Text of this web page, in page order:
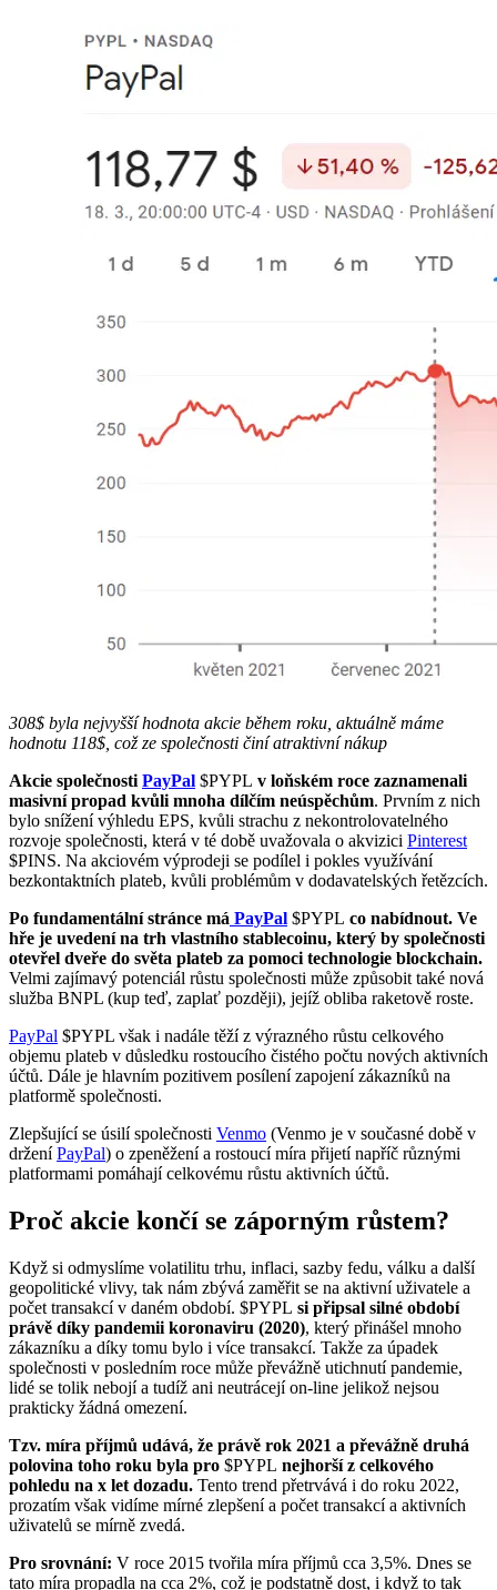
308$ byla nejvyšší hodnota akcie během roku, aktuálně máme
hodnotu 118$, což ze společnosti činí atraktivní nákup
Akcie společnosti PayPal $PYPL v loňském roce zaznamenali
masivní propad kvůli mnoha dílčím neúspěchům. Prvním z nich
bylo snížení výhledu EPS, kvůli strachu z nekontrolovatelného
rozvoje společnosti, která v té době uvažovala o akvizici Pinterest
$PINS. Na akciovém výprodeji se podílel i pokles využívání
bezkontaktních plateb, kvůli problémům v dodavatelských řetězcích.
Po fundamentální stránce má PayPal $PYPL co nabídnout. Ve
hře je uvedení na trh vlastního stablecoinu, který by společnosti
otevřel dveře do světa plateb za pomoci technologie blockchain.
Velmi zajímavý potenciál růstu společnosti může způsobit také nová
služba BNPL (kup teď, zaplať později), jejíž obliba raketově roste.
PayPal $PYPL však i nadále těží z výrazného růstu celkového
objemu plateb v důsledku rostoucího čistého počtu nových aktivních
účtů. Dále je hlavním pozitivem posílení zapojení zákazníků na
platformě společnosti.
Zlepšující se úsilí společnosti Venmo (Venmo je v současné době v
drženíPayPal) o zpeněžení a rostoucí míra přijetí napříč různými
platformami pomáhají celkovému růstu aktivních účtů.
Proč akcie končí se záporným růstem?
Když si odmyslíme volatilitu trhu, inflaci, sazby fedu, válku a další
geopolitické vlivy, tak nám zbývá zaměřit se na aktivní uživatele a
počet transakcí v daném období. $PYPL si připsal silné období
právě díky pandemii koronaviru (2020), který přinášel mnoho
zákazníku a díky tomu bylo i více transakcí. Takže za úpadek
společnosti v posledním roce může převážně utichnutí pandemie,
lidé se tolik nebojí a tudíž ani neutrácejí on-line jelikož nejsou
prakticky žádná omezení.
Tzv. míra příjmů udává, že právě rok 2021 a převážně druhá
polovina toho roku byla pro $PYPL nejhorší z celkového
pohledu na x let dozadu. Tento trend přetrvává i do roku 2022,
prozatím však vidíme mírné zlepšení a počet transakcí a aktivních
uživatelů se mírně zvedá.
Pro srovnání: V roce 2015 tvořila míra příjmů cca 3,5%. Dnes se
tato míra propadla na cca 2%, což je podstatně dost, i když to tak